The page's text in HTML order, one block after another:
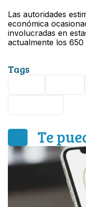
Las autoridades
económica
involucradas en
actualmente los 650
Tags
Te